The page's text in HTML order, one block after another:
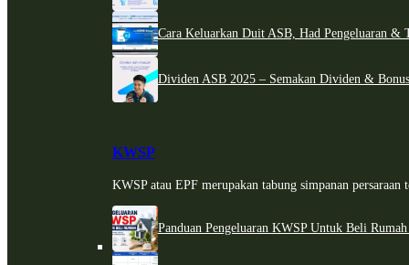
Cara Keluarkan Duit ASB, Had Pengeluaran &
Dividen ASB 2025 – Semakan Dividen &
KWSP
KWSP atau EPF merupakan tabung simpanan persaraan
Panduan Pengeluaran KWSP Untuk Beli